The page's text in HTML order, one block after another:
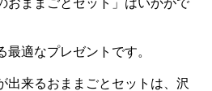
おままごとセット」はいかがで
適なプレゼントです。
出来るおままごとセットは、沢